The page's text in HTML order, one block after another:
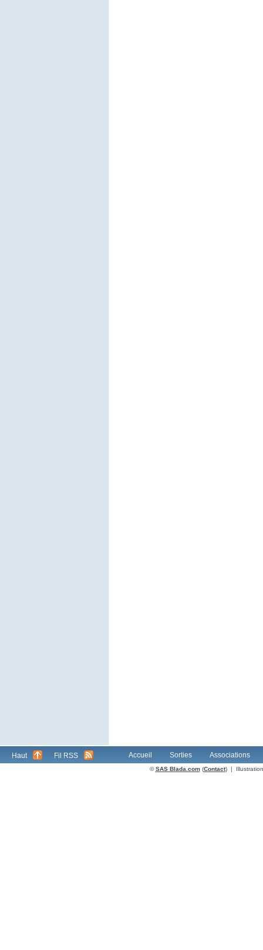
Haut Fil RSS Accueil Sorties Associations
©SAS Blada.com(Contact) |